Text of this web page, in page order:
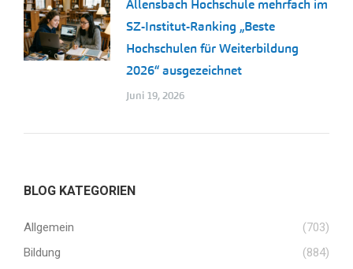
Allensbach Hochschule mehrfach im
SZ-Institut-Ranking „Beste
Hochschulen für Weiterbildung
2026“ ausgezeichnet
Juni 19, 2026
BLOG KATEGORIEN
Allgemein
(703)
Bildung
(884)